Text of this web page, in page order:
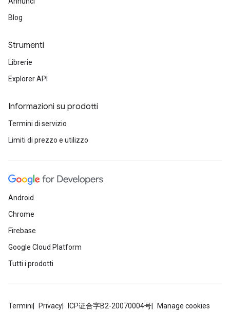
Blog
Strumenti
Librerie
Explorer API
Informazioni su prodotti
Termini di servizio
Limiti di prezzo e utilizzo
Android
Chrome
Firebase
Google Cloud Platform
Tutti i prodotti
Termini Privacy ICP证合字B2-20070004号 Manage cookies